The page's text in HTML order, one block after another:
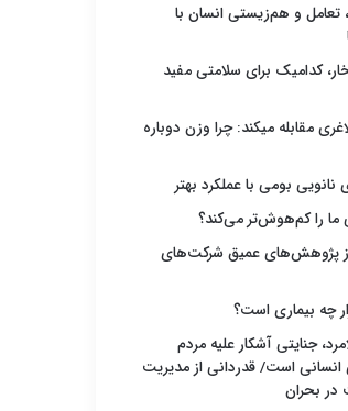
تعامل و هم‌زیستی انسان با
کدامیک برای سلامتی مفید
مقابله میکند: چرا وزن دوباره
بومی با عملکرد بهتر
را کم‌هوش‌تر می‌کند؟
پژوهش‌های عمیق شرکت‌های
چه بیماری است؟
جنایتی آشکار علیه مردم
انسانی است/ قدردانی از مدیریت
در بحران